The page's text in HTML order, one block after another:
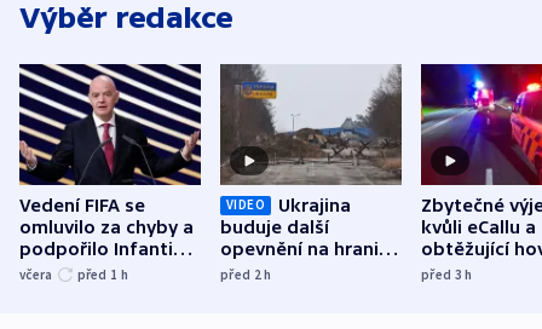
Výběr redakce
Vedení FIFA se
omluvilo za chyby a
podpořilo Infantina.
UEFA trvá na
včera před 1 h
VIDEO
Ukrajina
buduje další
opevnění na hranici
s Běloruskem
před 2h
Zbytečné
kvůli eCallu a
obtěžující
zdržují
před 3h